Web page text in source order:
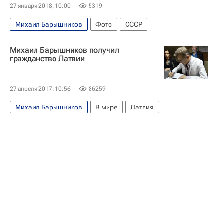
27 января 2018, 10:00 5319
Михаил Барышников Фото СССР
Михаил Барышников получил
гражданство Латвии
27 апреля 2017, 10:56 86259
Михаил Барышников В мире Латвия